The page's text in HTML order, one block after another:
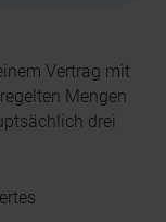
Vertrag mit
Mengen
drei